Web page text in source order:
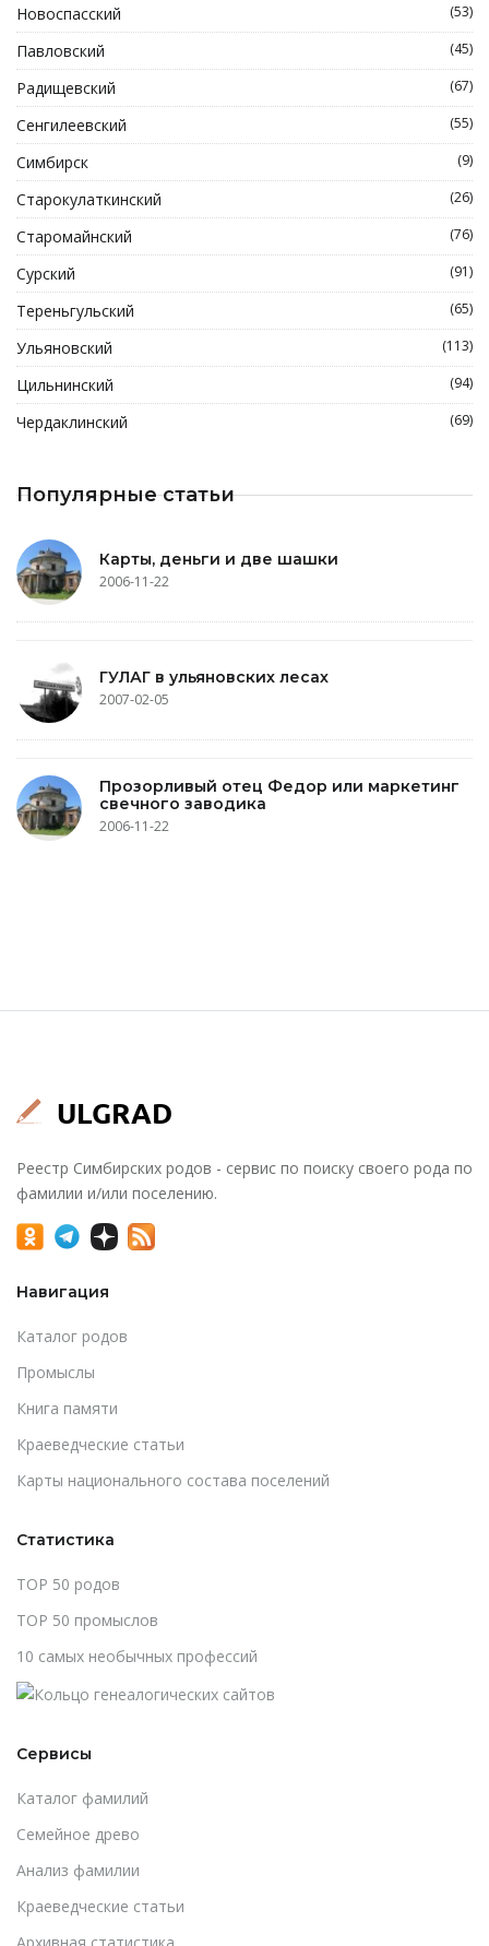
Новоспасский (53)
Павловский (45)
Радищевский (67)
Сенгилеевский (55)
Симбирск (9)
Старокулаткинский (26)
Старомайнский (76)
Сурский (91)
Тереньгульский (65)
Ульяновский (113)
Цильнинский (94)
Чердаклинский (69)
Популярные статьи
Карты, деньги и две шашки
2006-11-22
ГУЛАГ в ульяновских лесах
2007-02-05
Прозорливый отец Федор или маркетинг
свечного заводика
2006-11-22
Реестр Симбирских родов - сервис по поиску своего рода по
фамилии и/или поселению.
Навигация
Каталог родов
Промыслы
Книга памяти
Краеведческие статьи
Карты национального состава поселений
Статистика
TOP 50 родов
TOP 50 промыслов
10 самых необычных профессий
Сервисы
Каталог фамилий
Cемейное древо
Анализ фамилии
Краеведческие статьи